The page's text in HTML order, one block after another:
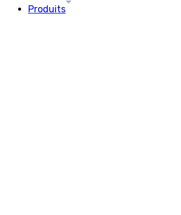
Produits